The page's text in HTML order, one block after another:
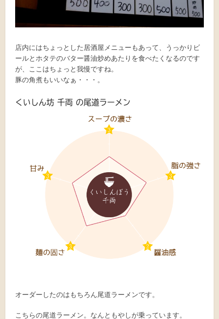
店内にはちょっとした居酒屋メニューもあって、うっかりビ
ールとホタテのバター醤油炒めあたりを食べたくなるのです
が、ここはちょっと我慢ですね。
豚の角煮もいいなぁ・・・。
くいしん坊 千両 の尾道ラーメン
オーダーしたのはもちろん尾道ラーメンです。
こちらの尾道ラーメン。なんともやしが乗っています。